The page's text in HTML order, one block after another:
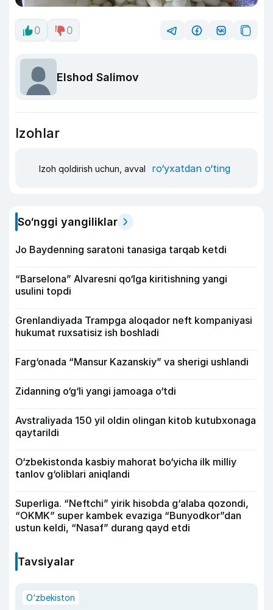
0 0
Elshod Salimov
Izohlar
Izoh qoldirish uchun, avval ro‘yxatdan o‘ting
So‘nggi yangiliklar
Jo Baydenning saratoni tanasiga tarqab ketdi
“Barselona” Alvaresni qo‘lga kiritishning yangi
usulini topdi
Grenlandiyada Trampga aloqador neft kompaniyasi
hukumat ruxsatisiz ish boshladi
Farg‘onada “Mansur Kazanskiy” va sherigi ushlandi
Zidanning o‘g‘li yangi jamoaga o‘tdi
Avstraliyada 150 yil oldin olingan kitob kutubxonaga
qaytarildi
O‘zbekistonda kasbiy mahorat bo‘yicha ilk milliy
tanlov g‘oliblari aniqlandi
Superliga. “Neftchi” yirik hisobda g‘alaba qozondi,
“OKMK” super kambek evaziga “Bunyodkor”dan
ustun keldi, “Nasaf” durang qayd etdi
Tavsiyalar
O‘zbekiston